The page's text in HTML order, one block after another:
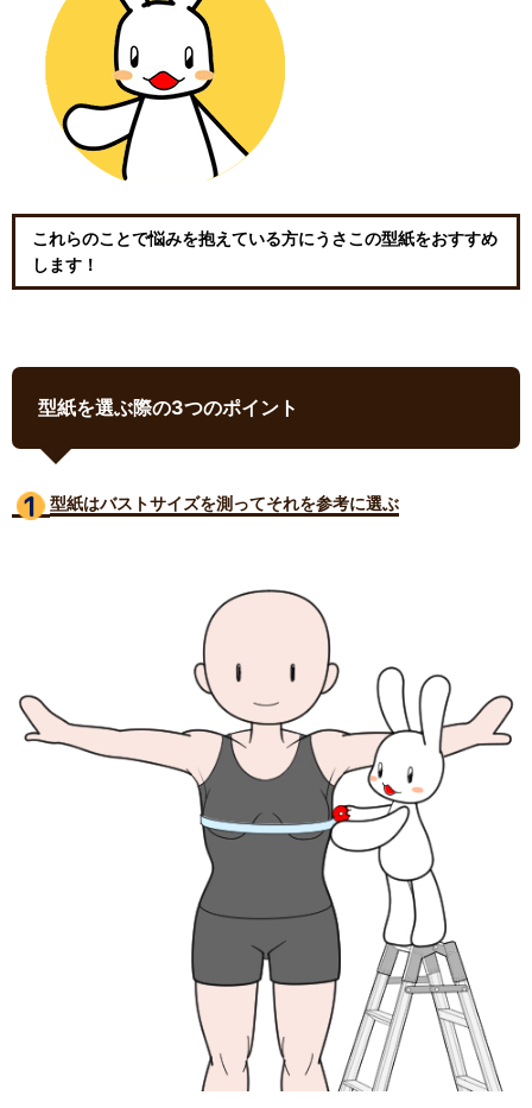
これらのことで悩みを抱えている方にうさこの型紙をおすすめ
します！
型紙を選ぶ際の3つのポイント
型紙はバストサイズを測ってそれを参考に選ぶ